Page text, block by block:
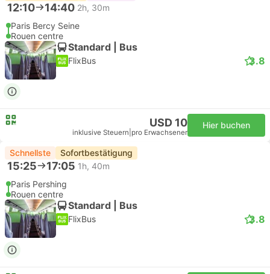
12:10 14:40 2h, 30m
Paris Bercy Seine
Rouen centre
Standard | Bus
FlixBus 3.8
USD 10
inklusive Steuern pro Erwachsener
Hier buchen
Schnellste Sofortbestätigung
15:25 17:05 1h, 40m
Paris Pershing
Rouen centre
Standard | Bus
FlixBus 3.8